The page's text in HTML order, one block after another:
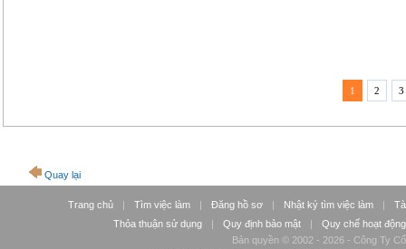
1 2 3
Quay lại
Trang chủ | Tìm việc làm | Đăng hồ sơ | Nhật ký tìm việc làm |
Thỏa thuận sử dụng
| Quy định bảo mật |
Quy chế hoạt động
Bản quyền © 2002 - 2026 - Công Ty